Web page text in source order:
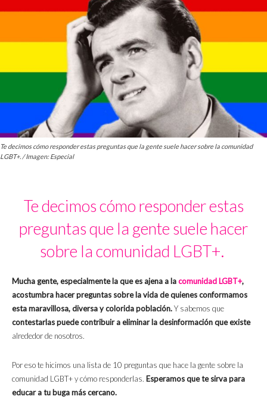
Te decimos cómo responder estas preguntas que la gente suele hacer sobre la comunidad
LGBT+. / Imagen: Especial
Te decimos cómo responder estas
preguntas que la gente suele hacer
sobre la comunidad LGBT+.
Mucha gente, especialmente la que es ajena a lacomunidad LGBT+,
acostumbra hacer preguntas sobre la vida de quienes conformamos
esta maravillosa, diversa y colorida población.Y sabemos que
contestarlas puede contribuir a eliminar la desinformación que existe
alrededor de nosotros.
Por eso te hicimos una lista de 10 preguntas que hace la gente sobre la
comunidad LGBT+ y cómo responderlas. Esperamos que te sirva para
educar a tu buga más cercano.